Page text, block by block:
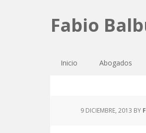
Fabio
Inicio Abogados
9 DICIEMBRE, 2013 BY